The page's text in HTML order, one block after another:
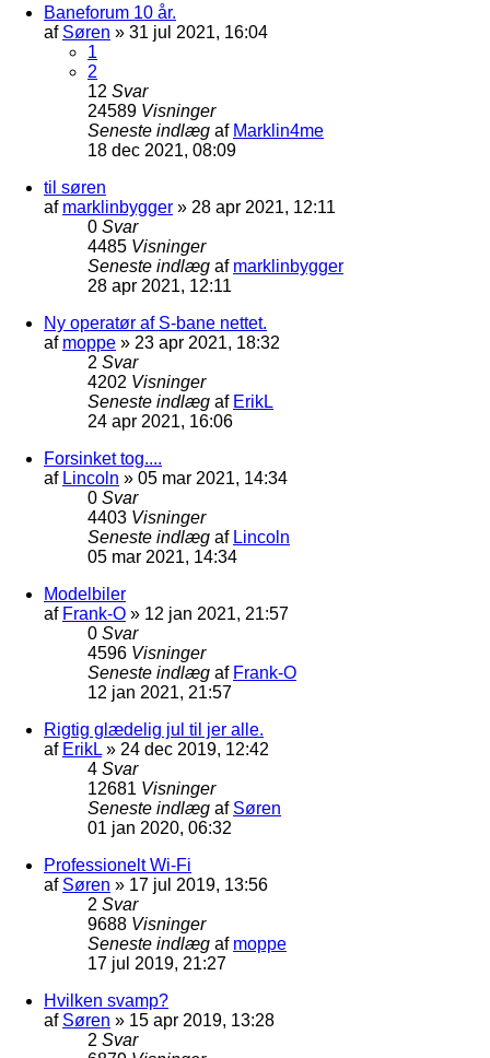
Baneforum 10 år.
af Søren » 31 jul 2021, 16:04
1
2
12 Svar
24589 Visninger
Seneste indlæg af Marklin4me
18 dec 2021, 08:09
til søren
af marklinbygger » 28 apr 2021, 12:11
0 Svar
4485 Visninger
Seneste indlæg af marklinbygger
28 apr 2021, 12:11
Ny operatør af S-bane nettet.
af moppe » 23 apr 2021, 18:32
2 Svar
4202 Visninger
Seneste indlæg af ErikL
24 apr 2021, 16:06
Forsinket tog....
af Lincoln » 05 mar 2021, 14:34
0 Svar
4403 Visninger
Seneste indlæg af Lincoln
05 mar 2021, 14:34
Modelbiler
af Frank-O » 12 jan 2021, 21:57
0 Svar
4596 Visninger
Seneste indlæg af Frank-O
12 jan 2021, 21:57
Rigtig glædelig jul til jer alle.
af ErikL » 24 dec 2019, 12:42
4 Svar
12681 Visninger
Seneste indlæg af Søren
01 jan 2020, 06:32
Professionelt Wi-Fi
af Søren » 17 jul 2019, 13:56
2 Svar
9688 Visninger
Seneste indlæg af moppe
17 jul 2019, 21:27
Hvilken svamp?
af Søren » 15 apr 2019, 13:28
2 Svar